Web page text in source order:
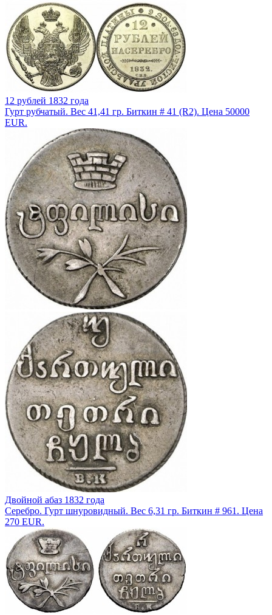
12 рублей 1832 года
Гурт рубчатый. Вес 41,41 гр. Биткин # 41 (R2). Цена 50000
EUR.
Двойной абаз 1832 года
Серебро. Гурт шнуровидный. Вес 6,31 гр. Биткин # 961. Цена
270 EUR.